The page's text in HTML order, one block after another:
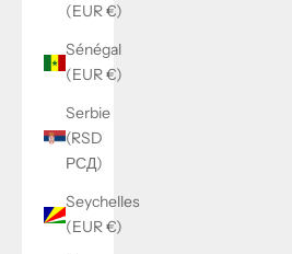
(EUR €)
Sénégal
(EUR €)
Serbie
(RSD
РСД)
Seychelles
(EUR €)